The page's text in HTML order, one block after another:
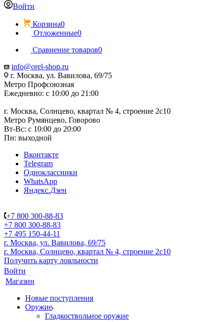
Войти
Корзина0
Отложенные0
Сравнение товаров0
info@orel-shop.ru
г. Москва, ул. Вавилова, 69/75
Метро Профсоюзная
Ежедневно: с 10:00 до 21:00
г. Москва, Солнцево, квартал № 4, строение 2с10
Метро Румянцево, Говорово
Вт-Вс: с 10:00 до 20:00
Пн: выходной
Вконтакте
Telegram
Одноклассники
WhatsApp
Яндекс.Дзен
+7 800 300-88-83
+7 800 300-88-83
+7 495 150-44-11
г. Москва, ул. Вавилова, 69/75
г. Москва, Солнцево, квартал № 4, строение 2с10
Получить карту лояльности
Войти
Магазин
Новые поступления
Оружие
Гладкоствольное оружие